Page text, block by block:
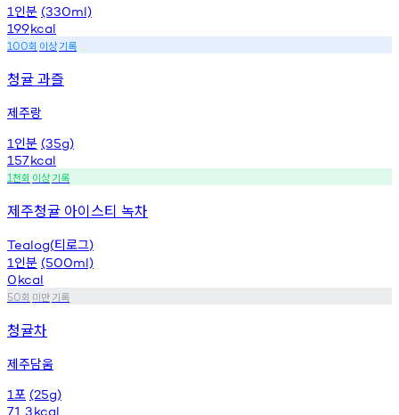
1 인분 (330ml)
199kcal
100회 이상기록
청귤 과즐
제주랑
1 인분 (35g)
157kcal
1천회 이상기록
제주청귤 아이스티 녹차
Tealog(티로그)
1 인분 (500ml)
0kcal
50회 미만기록
청귤차
제주담움
1포 (25g)
71.3kcal